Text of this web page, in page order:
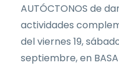
AUTÓCTONOS de
actividades
del viernes 19,
septiembre, en